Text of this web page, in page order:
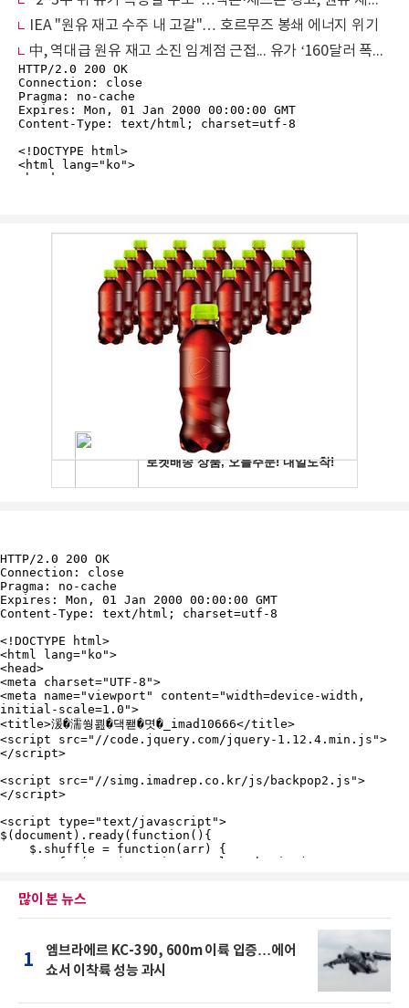
IEA "원유 재고 수주 내 고갈"… 호르무즈 봉쇄 에너지 위기
中, 역대급 원유 재고 소진 임계점 근접... 유가 ‘160달러 폭탄’ 터지나
많이 본 뉴스
1
엠브라에르 KC-390, 600m 이륙 입증…에어
쇼서 이착륙 성능 과시